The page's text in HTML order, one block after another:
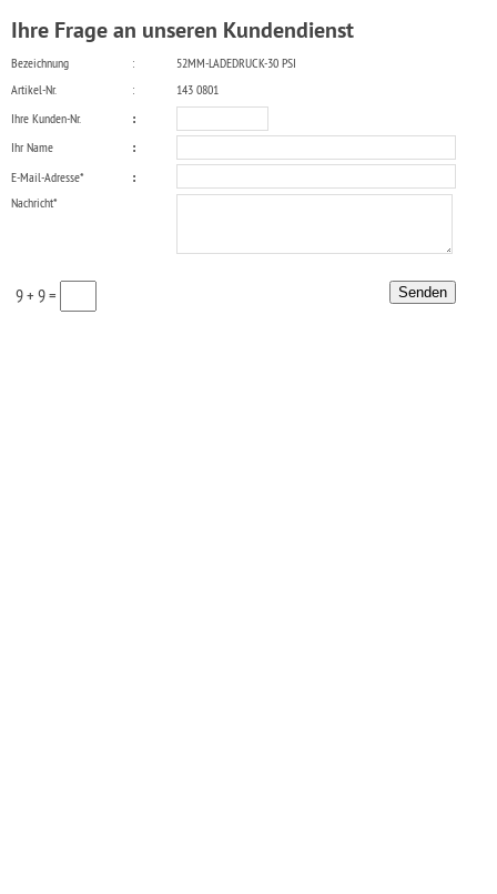
Ihre Frage an unseren Kundendienst
Bezeichnung :
52MM-LADEDRUCK-30 PSI
Artikel-Nr.
:
143 0801
Ihre Kunden-Nr.
:
Ihr Name
:
E-Mail-Adresse*
:
Nachricht*
9 + 9 =